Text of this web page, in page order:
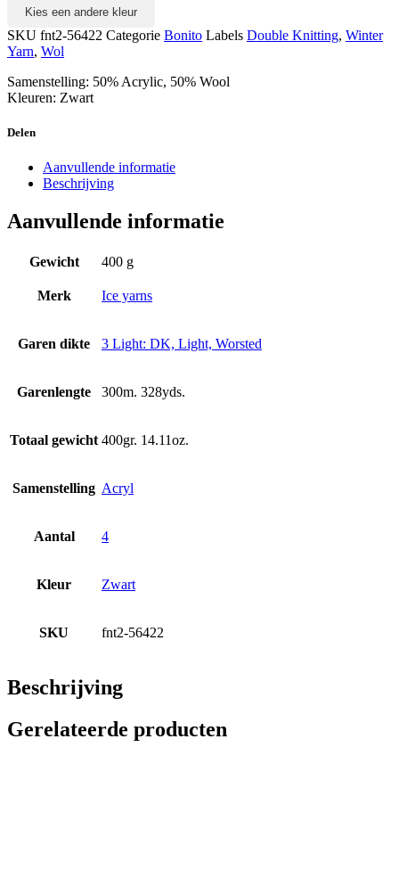
Kies een andere kleur
SKU fnt2-56422 Categorie Bonito Labels Double Knitting, Winter
Yarn, Wol
Samenstelling: 50% Acrylic, 50% Wool
Kleuren: Zwart
Delen
Aanvullende informatie
Beschrijving
Aanvullende informatie
Gewicht 400 g
Merk Ice yarns
Garen dikte 3 Light: DK, Light, Worsted
Garenlengte 300m. 328yds.
Totaal gewicht 400gr. 14.11oz.
Samenstelling Acryl
Aantal 4
Kleur Zwart
SKU fnt2-56422
Beschrijving
Gerelateerde producten